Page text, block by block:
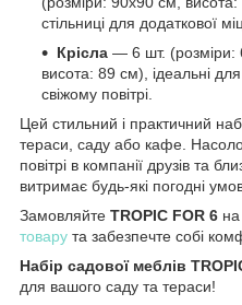
стільниці для додаткової
Крісла — 6 шт. (розміри:
висота: 89 см), ідеальні
свіжому повітрі.
Цей стильний і практичний
тераси, саду або кафе.
повітрі в компанії друзів та
витримає будь-які погодні
Замовляйте TROPIC FOR 6
товару та забезпечте собі
Набір садової меблів
для вашого саду та тераси!